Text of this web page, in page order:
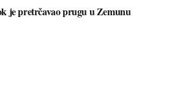
je pretrčavao prugu u Zemunu